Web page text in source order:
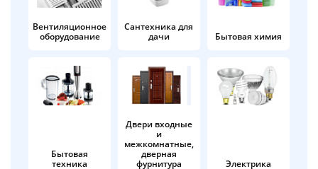
Вентиляционное
оборудование
Сантехника для
дачи
Бытовая химия
Бытовая
техника
Двери входные
и
межкомнатные,
дверная
фурнитура
Электрика
Подробнее
об оплате Плайтом
Остались вопросы?
8 800 302-02-51